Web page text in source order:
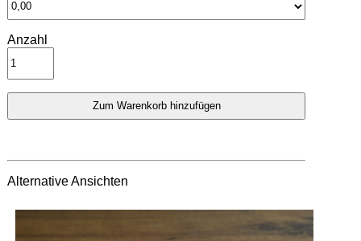
Anzahl
Alternative Ansichten